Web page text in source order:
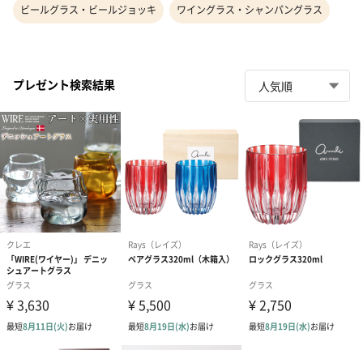
ビールグラス・ビールジョッキ ワイングラス・シャンパングラス
プレゼント検索結果